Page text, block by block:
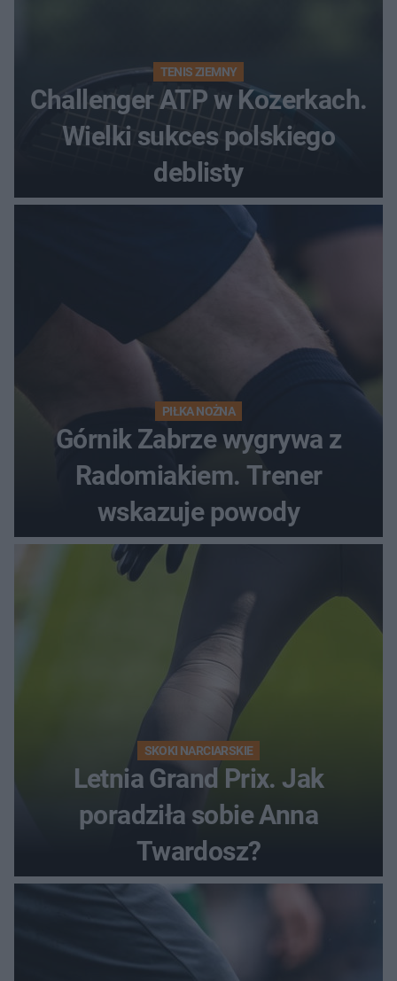
TENIS ZIEMNY
Challenger ATP w Kozerkach.
Wielki sukces polskiego
deblisty
PIŁKA NOŻNA
Górnik Zabrze wygrywa z
Radomiakiem. Trener
wskazuje powody
SKOKI NARCIARSKIE
Letnia Grand Prix. Jak
poradziła sobie Anna
Twardosz?